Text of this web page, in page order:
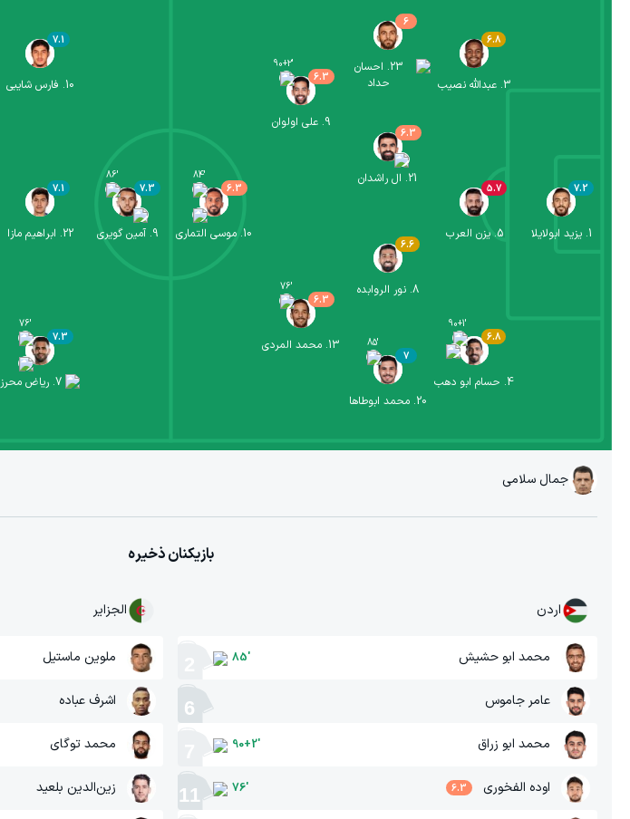
1
.یزید ابولایلا
7.2
4
. حسام ابو دهب
6.8
90+1'
5
.یزن العرب
5.7
3
. عبدالله نصیب
6.8
20
.محمد ابوطاها
7
85'
8
.نور الروابده
6.6
21
. ال راشدان
6.3
23
. احسان
حداد
6
13
. محمد المردی
6.3
76'
9
.علی اولوان
6.3
90+2'
10
.موسی التماری
6.3
84'
7
. ریاض محرز
7.3
76'
22
. ابراهیم مازا
7.1
10
. فارس شایبی
7.1
9
.آمین گویری
7.3
86'
جمال سلامی
بازیکنان ذخیره
اردن
محمد ابو حشیش 85'
عامر جاموس 6
محمد ابو زراق 90+2'
اوده الفخوری 6.3
76'
11
الجزایر
ملوین ماستیل
اشرف عباده
محمد توگای
زین‌الدین بلعید